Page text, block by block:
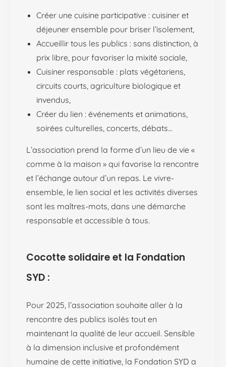
Créer une cuisine participative : cuisiner et
déjeuner ensemble pour briser l’isolement,
Accueillir tous les publics : sans distinction, à
prix libre, pour favoriser la mixité sociale,
Cuisiner responsable : plats végétariens,
circuits courts, agriculture biologique et
invendus,
Créer du lien : événements et animations,
soirées culturelles, concerts, débats…
L’association prend la forme d’un lieu de vie «
comme à la maison » qui favorise la rencontre
et l’échange autour d’un repas. Le vivre-
ensemble, le lien social et les activités diverses
sont les maîtres-mots, dans une démarche
responsable et accessible à tous.
Cocotte solidaire et la Fondation
SYD :
Pour 2025, l’association souhaite aller à la
rencontre des publics isolés tout en
maintenant la qualité de leur accueil. Sensible
à la dimension inclusive et profondément
humaine de cette initiative, la Fondation SYD a